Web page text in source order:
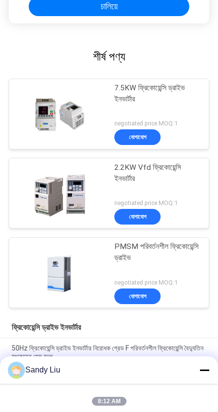
চালিয়ে
শীর্ষ পণ্য
7.5KW ফ্রিকোয়েন্সি ড্রাইভ
ইনভার্টার
negotiated price MOQ:1
যোগাযোগ
2.2KW Vfd ফ্রিকোয়েন্সি
ইনভার্টার
negotiated price MOQ:1
যোগাযোগ
PMSM পরিবর্তনশীল ফ্রিকোয়েন্সি
ড্রাইভ
negotiated price MOQ:1
যোগাযোগ
ফ্রিকোয়েন্সি ড্রাইভ ইনভার্টার
50Hz ফ্রিকোয়েন্সি ড্রাইভ ইনভার্টার নিরোধক গ্রেড F পরিবর্তনশীল ফ্রিকোয়েন্সি বৈদ্যুতিন
সংকেতের মেরু বদল
পিএমএসএম ড্রাইভ এসি ফ্রিকোয়েন্সি ইনভার্টার 150% রেট করা বর্তমান ওভারলোড সুরক্ষা
IP20
60Hz ফ্রিকোয়েন্সি ড্রাইভ ইনভার্টার ওভারলোড সুরক্ষা CV900A PMSM বৈদ্যুতিন
Sandy Liu
8:12 AM